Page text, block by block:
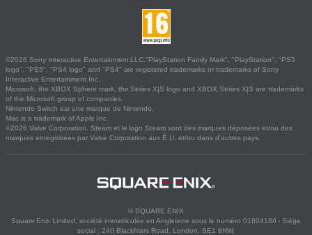
©2026 Sony Interactive Entertainment LLC."PlayStation Family Mark", "PlayStation", "PS5
logo", "PS5", "PS4 logo" and "PS4" are registered trademarks or trademarks of Sony
Interactive Entertainment Inc.
Microsoft, the XBOX Sphere mark, the Series X|S logo and XBOX Series X|S are trademarks
of the Microsoft group of companies.
Nintendo Switch est une marque de Nintendo.
Mac is a trademark of Apple Inc.
©2026 Valve Corporation. Steam et le logo Steam sont des marques déposées et/ou des
marques enregistrées par Valve Corporation aux É.U. et/ou dans d'autres pays.
© SQUARE ENIX
Square Enix Limited, société immatriculée en Angleterre sous le numéro 01804186 - Siège
social : 240 Blackfriars Road, London, SE1 8NW.